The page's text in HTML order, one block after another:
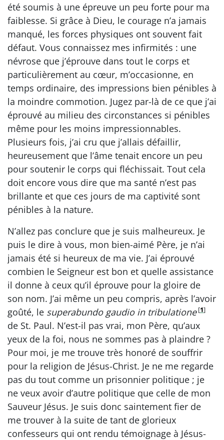
été soumis à une épreuve un peu forte pour ma
faiblesse. Si grâce à Dieu, le courage n’a jamais
manqué, les forces physiques ont souvent fait
défaut. Vous connaissez mes infirmités : une
névrose que j’éprouve dans tout le corps et
particulièrement au cœur, m’occasionne, en
temps ordinaire, des impressions bien pénibles à
la moindre commotion. Jugez par-là de ce que j’ai
éprouvé au milieu des circonstances si pénibles
même pour les moins impressionnables.
Plusieurs fois, j’ai cru que j’allais défaillir,
heureusement que l’âme tenait encore un peu
pour soutenir le corps qui fléchissait. Tout cela
doit encore vous dire que ma santé n’est pas
brillante et que ces jours de ma captivité sont
pénibles à la nature.
N’allez pas conclure que je suis malheureux. Je
puis le dire à vous, mon bien-aimé Père, je n’ai
jamais été si heureux de ma vie. J’ai éprouvé
combien le Seigneur est bon et quelle assistance
il donne à ceux qu’il éprouve pour la gloire de
son nom. J’ai même un peu compris, après l’avoir
goûté, le superabundo gaudio in tribulatione[1]
de St. Paul. N’est-il pas vrai, mon Père, qu’aux
yeux de la foi, nous ne sommes pas à plaindre ?
Pour moi, je me trouve très honoré de souffrir
pour la religion de Jésus-Christ. Je ne me regarde
pas du tout comme un prisonnier politique ; je
ne veux avoir d’autre politique que celle de mon
Sauveur Jésus. Je suis donc saintement fier de
me trouver à la suite de tant de glorieux
confesseurs qui ont rendu témoignage à Jésus-